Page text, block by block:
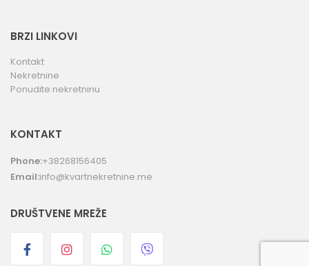
BRZI LINKOVI
Kontakt
Nekretnine
Ponudite nekretninu
KONTAKT
Phone:+38268156405
Email:info@kvartnekretnine.me
DRUŠTVENE MREŽE